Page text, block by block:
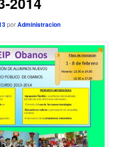
n
d
e
n
t
r
a
d
a
s
porAdministracion